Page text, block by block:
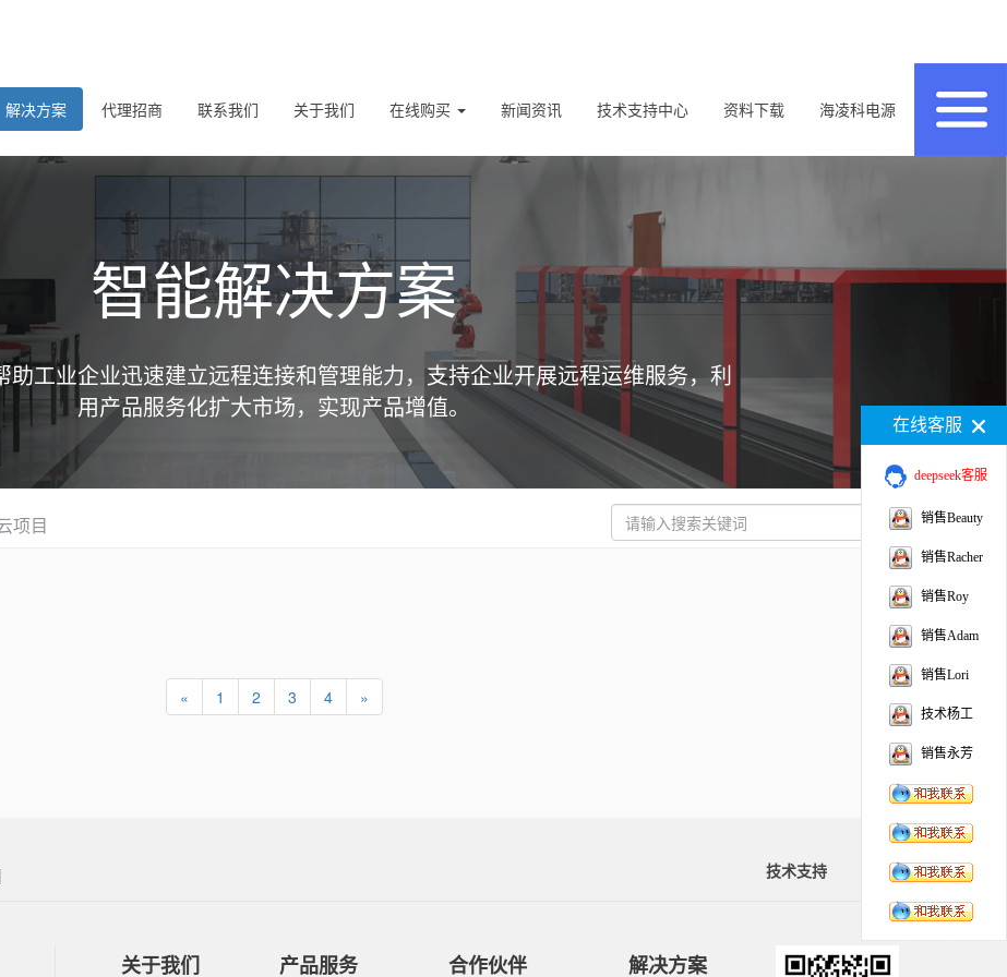
解决方案 代理招商 联系我们 关于我们 在线购买 新闻资讯 技术支持中心 资料下载 海凌科电源
智能解决方案
助工业企业迅速建立远程连接和管理能力，支持企业开展远程运维服务，利
用产品服务化扩大市场，实现产品增值。
项目
« 1 2 3 4 »
技术支持 资料下载
关于我们 产品服务 合作伙伴 解决方案
在线客服
deepseek客服
销售Beauty
销售Racher
销售Roy
销售Adam
销售Lori
技术杨工
销售永芳